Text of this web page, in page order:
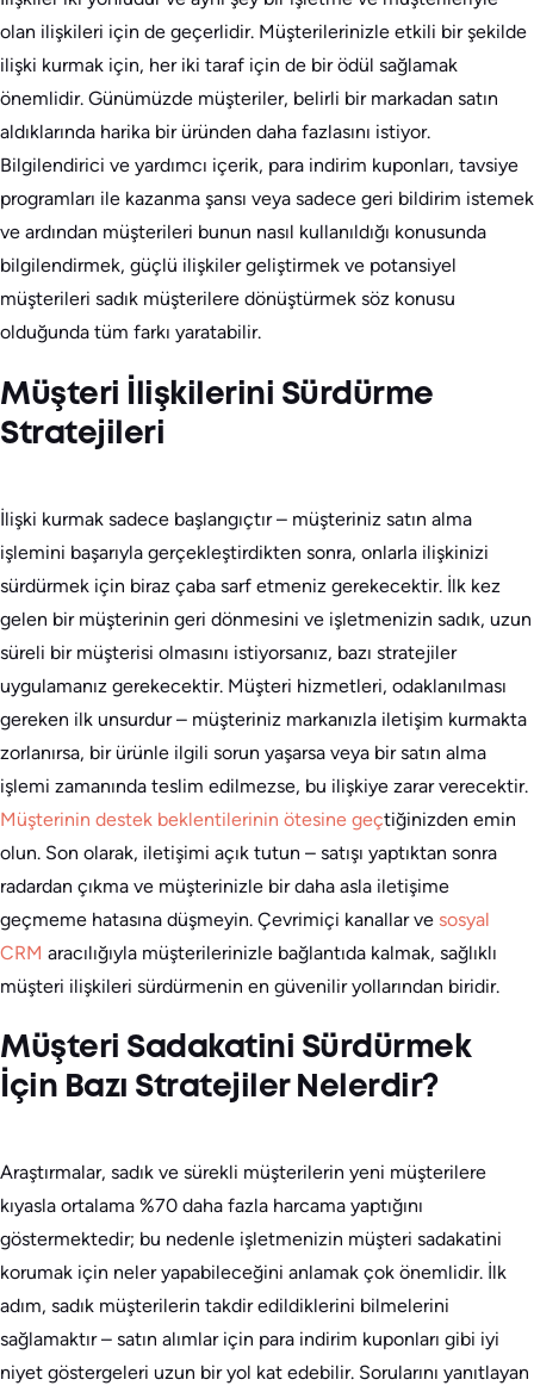
olan ilişkileri için de geçerlidir. Müşterilerinizle etkili bir şekilde
ilişki kurmak için, her iki taraf için de bir ödül sağlamak
önemlidir. Günümüzde müşteriler, belirli bir markadan satın
aldıklarında harika bir üründen daha fazlasını istiyor.
Bilgilendirici ve yardımcı içerik, para indirim kuponları, tavsiye
programları ile kazanma şansı veya sadece geri bildirim istemek
ve ardından müşterileri bunun nasıl kullanıldığı konusunda
bilgilendirmek, güçlü ilişkiler geliştirmek ve potansiyel
müşterileri sadık müşterilere dönüştürmek söz konusu
olduğunda tüm farkı yaratabilir.
Müşteri İlişkilerini Sürdürme
Stratejileri
İlişki kurmak sadece başlangıçtır – müşteriniz satın alma
işlemini başarıyla gerçekleştirdikten sonra, onlarla ilişkinizi
sürdürmek için biraz çaba sarf etmeniz gerekecektir. İlk kez
gelen bir müşterinin geri dönmesini ve işletmenizin sadık, uzun
süreli bir müşterisi olmasını istiyorsanız, bazı stratejiler
uygulamanız gerekecektir. Müşteri hizmetleri, odaklanılması
gereken ilk unsurdur – müşteriniz markanızla iletişim kurmakta
zorlanırsa, bir ürünle ilgili sorun yaşarsa veya bir satın alma
işlemi zamanında teslim edilmezse, bu ilişkiye zarar verecektir.
Müşterinin destek beklentilerinin ötesine geçtiğinizden emin
olun. Son olarak, iletişimi açık tutun – satışı yaptıktan sonra
radardan çıkma ve müşterinizle bir daha asla iletişime
geçmeme hatasına düşmeyin. Çevrimiçi kanallar ve sosyal
CRM aracılığıyla müşterilerinizle bağlantıda kalmak, sağlıklı
müşteri ilişkileri sürdürmenin en güvenilir yollarından biridir.
Müşteri Sadakatini Sürdürmek
İçin Bazı Stratejiler Nelerdir?
Araştırmalar, sadık ve sürekli müşterilerin yeni müşterilere
kıyasla ortalama %70 daha fazla harcama yaptığını
göstermektedir; bu nedenle işletmenizin müşteri sadakatini
korumak için neler yapabileceğini anlamak çok önemlidir. İlk
adım, sadık müşterilerin takdir edildiklerini bilmelerini
sağlamaktır – satın alımlar için para indirim kuponları gibi iyi
niyet göstergeleri uzun bir yol kat edebilir. Sorularını yanıtlayan